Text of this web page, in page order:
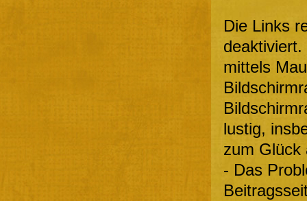
Die Links
mittels
lustig,
zum Glück
- Das